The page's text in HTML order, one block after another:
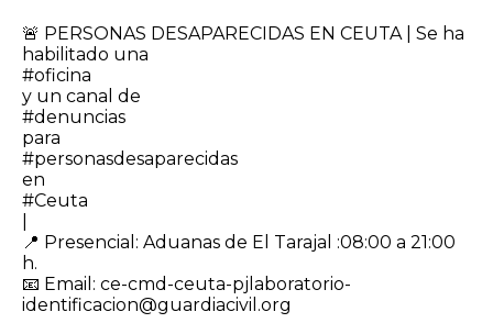
🚨 PERSONAS DESAPARECIDAS EN CEUTA | Se ha
habilitado una
#oficina
y un canal de
#denuncias
para
#personasdesaparecidas
en
#Ceuta
​📍 Presencial: Aduanas de El Tarajal :08:00 a 21:00
h.
📧 Email: ce-cmd-ceuta-pjlaboratorio-
identificacion@guardiacivil.org